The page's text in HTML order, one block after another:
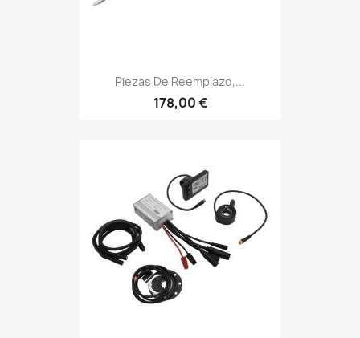
Piezas De Reemplazo,...
178,00 €